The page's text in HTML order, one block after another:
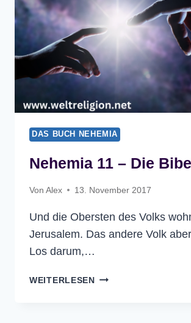
DAS BUCH NEHEMIA
Nehemia 11 – Die
Von Alex 13. November 2017
Und die Obersten des Volks
Jerusalem. Das andere Volk
Los darum,…
WEITERLESEN NEHEMIA